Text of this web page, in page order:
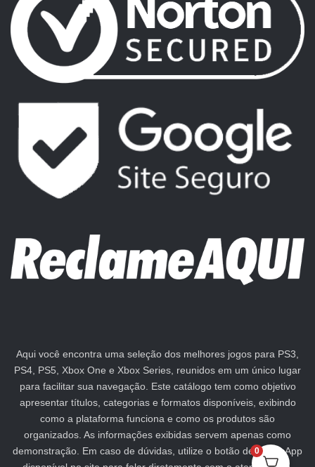
Aqui você encontra uma seleção dos melhores jogos para PS3,
PS4, PS5, Xbox One e Xbox Series, reunidos em um único lugar
para facilitar sua navegação. Este catálogo tem como objetivo
apresentar títulos, categorias e formatos disponíveis, exibindo
como a plataforma funciona e como os produtos são
organizados. As informações exibidas servem apenas como
demonstração. Em caso de dúvidas, utilize o botão de WhatsApp
0